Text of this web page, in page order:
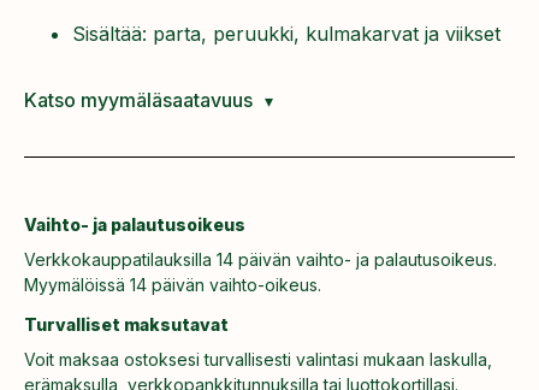
Sisältää: parta, peruukki, kulmakarvat ja viikset
Katso myymäläsaatavuus
Vaihto- ja palautusoikeus
Verkkokauppatilauksilla 14 päivän vaihto- ja palautusoikeus.
Myymälöissä 14 päivän vaihto-oikeus.
Turvalliset maksutavat
Voit maksaa ostoksesi turvallisesti valintasi mukaan laskulla,
erämaksulla, verkkopankkitunnuksilla tai luottokortillasi.